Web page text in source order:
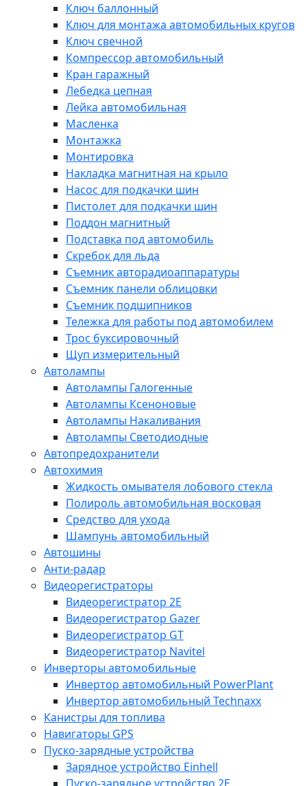
Ключ баллонный
Ключ для монтажа автомобильных кругов
Ключ свечной
Компрессор автомобильный
Кран гаражный
Лебедка цепная
Лейка автомобильная
Масленка
Монтажка
Монтировка
Накладка магнитная на крыло
Насос для подкачки шин
Пистолет для подкачки шин
Поддон магнитный
Подставка под автомобиль
Скребок для льда
Съемник авторадиоаппаратуры
Съемник панели облицовки
Съемник подшипников
Тележка для работы под автомобилем
Трос буксировочный
Щуп измерительный
Автолампы
Автолампы Галогенные
Автолампы Ксеноновые
Автолампы Накаливания
Автолампы Светодиодные
Автопредохранители
Автохимия
Жидкость омывателя лобового стекла
Полироль автомобильная восковая
Средство для ухода
Шампунь автомобильный
Автошины
Анти-радар
Видеорегистраторы
Видеорегистратор 2E
Видеорегистратор Gazer
Видеорегистратор GT
Видеорегистратор Navitel
Инверторы автомобильные
Инвертор автомобильный PowerPlant
Инвертор автомобильный Technaxx
Канистры для топлива
Навигаторы GPS
Пуско-зарядные устройства
Зарядное устройство Einhell